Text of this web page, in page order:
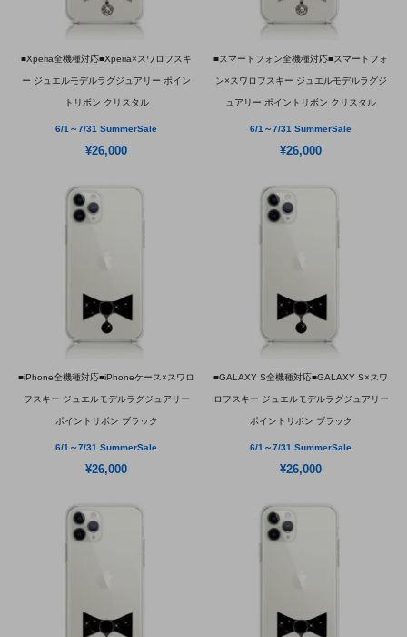
■Xperia全機種対応■Xperia×スワロフスキ
ー ジュエルモデルラグジュアリー ポイン
トリボン クリスタル
6/1～7/31 SummerSale
¥26,000
■スマートフォン全機種対応■スマートフォ
ン×スワロフスキー ジュエルモデルラグジ
ュアリー ポイントリボン クリスタル
6/1～7/31 SummerSale
¥26,000
■iPhone全機種対応■iPhoneケース×スワロ
フスキー ジュエルモデルラグジュアリー
ポイントリボン ブラック
6/1～7/31 SummerSale
¥26,000
■GALAXY S全機種対応■GALAXY S×スワ
ロフスキー ジュエルモデルラグジュアリー
ポイントリボン ブラック
6/1～7/31 SummerSale
¥26,000